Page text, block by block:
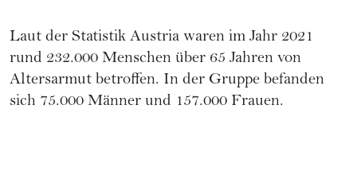
Laut der Statistik Austria waren im Jahr 2021
rund 232.000 Menschen über 65 Jahren von
Altersarmut betroffen. In der Gruppe befanden
sich 75.000 Männer und 157.000 Frauen.